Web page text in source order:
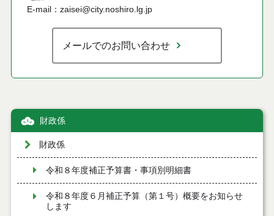
E-mail：zaisei@city.noshiro.lg.jp
メールでのお問い合わせ
財政係
財政係
令和８年度補正予算書・事項別明細書
令和８年度６月補正予算（第１号）概要をお知らせ
します